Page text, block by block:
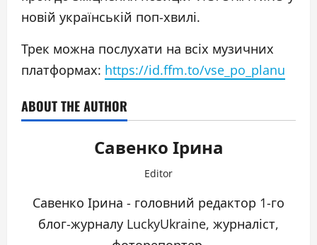
новій українській поп-хвилі.
Трек можна послухати на всіх музичних
платформах: https://id.ffm.to/vse_po_planu
ABOUT THE AUTHOR
Савенко Ірина
Editor
Савенко Ірина - головний редактор 1-го
блог-журналу LuckyUkraine, журналіст,